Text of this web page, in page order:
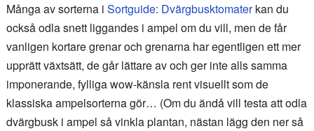
Många av sorterna i Sortguide: Dvärgbusktomaterkan du
också odla snett liggandes i ampel om du vill, men de får
vanligen kortare grenar och grenarna har egentligen ett mer
upprätt växtsätt, de går lättare av och ger inte alls samma
imponerande, fylliga wow-känsla rent visuellt som de
klassiska ampelsorterna gör… (Om du ändå vill testa att odla
dvärgbusk i ampel så vinkla plantan, nästan lägg den ner så